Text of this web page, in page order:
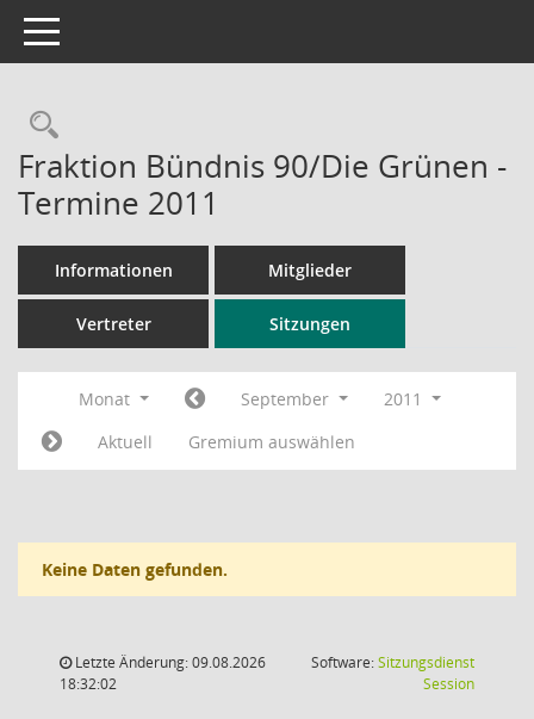
Toggle navigation
Rechercheauswahl
Fraktion Bündnis 90/Die Grünen -
Termine 2011
Informationen Mitglieder
Vertreter Sitzungen
Monat September
2011
Aktuell
Gremium auswählen
Keine Daten gefunden.
Letzte Änderung: 09.08.2026
18:32:02
Software:Sitzungsdienst
Session(Wird in